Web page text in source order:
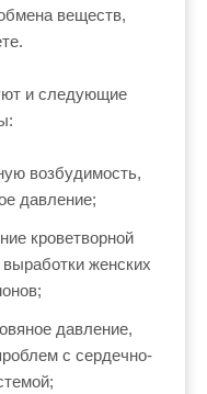
веществ,
и следующие
возбудимость,
давление;
кроветворной
женских
давление,
с сердечно-